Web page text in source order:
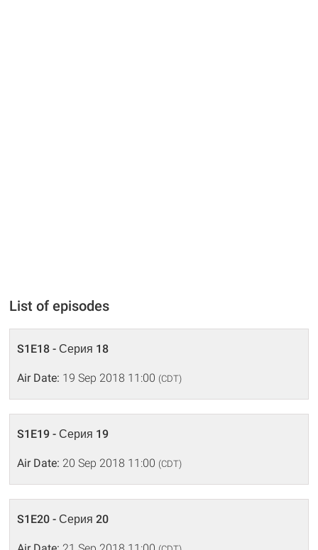
List of episodes
S1E18 - Серия 18
Air Date: 19 Sep 2018 11:00 (CDT)
S1E19 - Серия 19
Air Date: 20 Sep 2018 11:00 (CDT)
S1E20 - Серия 20